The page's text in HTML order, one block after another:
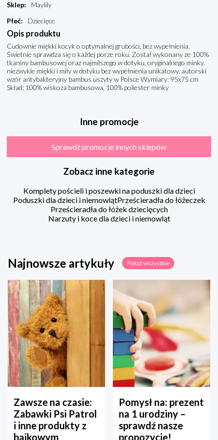
Sklep:
Maylily
Płeć: Dziecięce
Opis produktu
Cudownie miękki kocyk o optymalnej grubości, bez wypełnienia.
Świetnie sprawdza się o każdej porze roku. Został wykonany ze 100%
tkaniny bambusowej oraz najmilszego w dotyku, oryginalnego minky.
niezwykle miękki i miły w dotyku bez wypełnienia unikatowy, autorski
wzór antybakteryjny bambus uszyty w Polsce Wymiary: 95x75 cm
Skład: 100% wiskoza bambusowa, 100% poliester minky
Inne promocje
Sprawdź promocje innych sklepów
Zobacz inne kategorie
Komplety pościeli i poszewki na poduszki dla dzieci
Poduszki dla dzieci i niemowlątPrześcieradła do łóżeczek
Prześcieradła do łóżek dziecięcych
Narzuty i koce dla dzieci i niemowląt
Najnowsze artykuły Pokaż wszystkie
Zawsze na czasie:
Zabawki Psi Patrol
i inne produkty z
bajkowym
Pomysł na: prezent
na 1 urodziny –
sprawdź nasze
propozycje!